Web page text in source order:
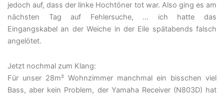
jedoch auf, dass der linke Hochtöner tot war. Also ging es am
nächsten Tag auf Fehlersuche, … ich hatte das
Eingangskabel an der Weiche in der Eile spätabends falsch
angelötet.
Jetzt nochmal zum Klang:
Für unser 28m² Wohnzimmer manchmal ein bisschen viel
Bass, aber kein Problem, der Yamaha Receiver (N803D) hat